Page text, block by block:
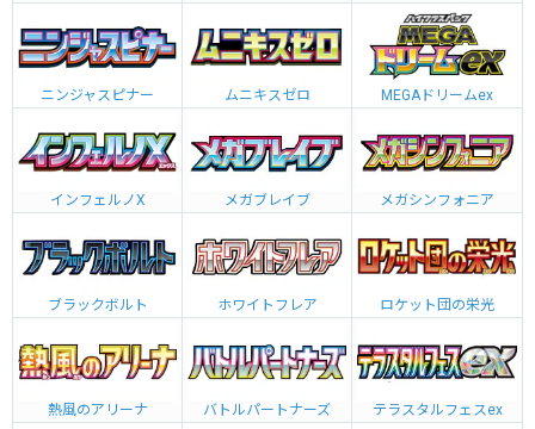
ニンジャスピナー ムニキスゼロ MEGAドリームex
インフェルノX メガブレイブ メガシンフォニア
ブラックボルト ホワイトフレア ロケット団の栄光
熱風のアリーナ バトルパートナーズ テラスタルフェスex